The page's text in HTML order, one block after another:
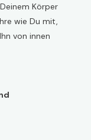
Körper
wie Du mit,
von innen